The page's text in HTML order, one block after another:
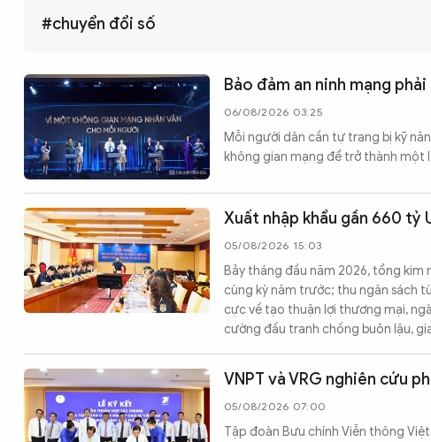
XÃ HỘI
PHÁP LUẬT
CÔNG NGHỆ
QUỐC TẾ
VĂN HÓA - THỂ THAO
ĐA PHƯƠNG TIỆN
eMagazine
Podcast
#chuyển đổi số
Bảo đảm an ninh mạng
06/08/2026 03:25
Mỗi người dân cần tự trang bị kỹ
không gian mạng để trở thành một
Xuất nhập khẩu gần 660 tỷ
05/08/2026 15:03
Bảy tháng đầu năm 2026, tổng kim
cùng kỳ năm trước; thu ngân sách
cực về tạo thuận lợi thương mại,
cường đấu tranh chống buôn lậu,
VNPT và VRG nghiên cứu
05/08/2026 07:00
Tập đoàn Bưu chính Viễn thông